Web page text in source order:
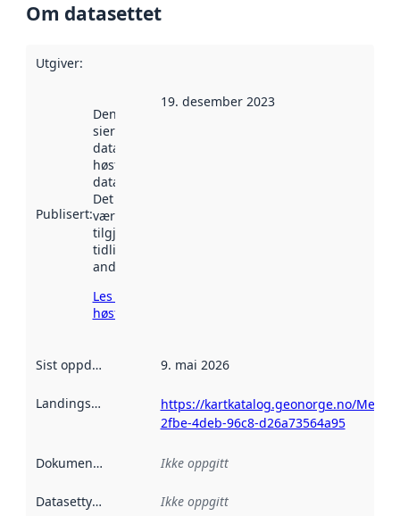
Om datasettet
Utgiver:
Publisert:
Denne datoen
sier når
datasettet ble
høstet av
data.norge.no.
Det kan ha
vært
tilgjengelig
tidligere
andre steder.
Les mer om
høsting her
19. desember 2023
Sist oppdatert 9. mai 2026
Landingsside
https://kartkatalog.geonorge.no/
2fbe-4deb-96c8-d26a73564a95
Dokumentasjon Ikke oppgitt
Datasettype Ikke oppgitt